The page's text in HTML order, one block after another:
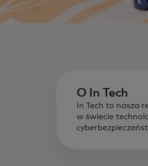
O In Tech
In Tech to nasza
w świecie